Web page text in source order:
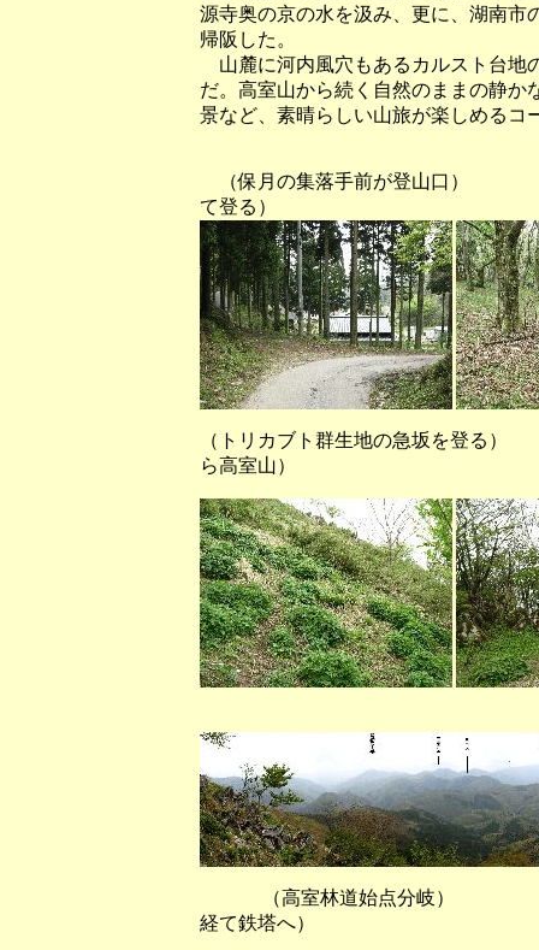
源寺奥の京の水を汲み、更に、湖南市
帰阪した。
山麓に河内風穴もあるカルスト台地
だ。高室山から続く自然のままの静か
景など、素晴らしい山旅が楽しめるコ
（保月の集落手前が登山口
て登る）
（トリカブト群生地の急坂
ら高室山）
（高室林道始点分岐） （
経て鉄塔へ）